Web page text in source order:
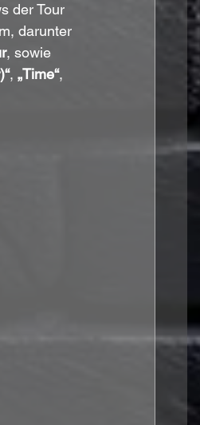
der Tour
darunter
, sowie
, „Time“,